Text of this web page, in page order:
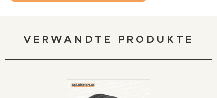
VERWANDTE PRODUKTE